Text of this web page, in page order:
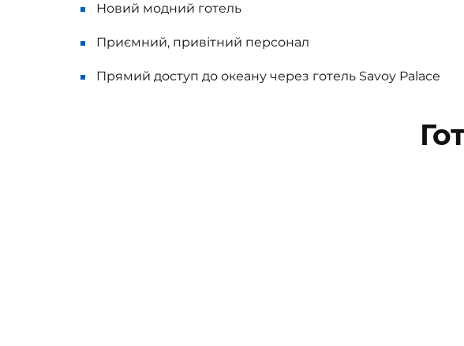
Новий модний готель
Приємний, привітний персонал
Прямий доступ до океану через готель Savoy Palace